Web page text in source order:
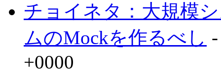
チョイネタ：大規模
ムのMockを作るべし
+0000